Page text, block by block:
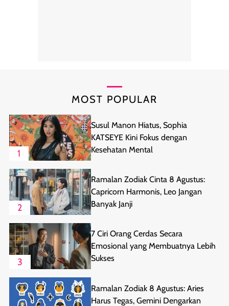
MOST POPULAR
1
Susul Manon Hiatus, Sophia
KATSEYE Kini Fokus dengan
Kesehatan Mental
2
Ramalan Zodiak Cinta 8 Agustus:
Capricorn Harmonis, Leo Jangan
Banyak Janji
3
7 Ciri Orang Cerdas Secara
Emosional yang Membuatnya Lebih
Sukses
Ramalan Zodiak 8 Agustus: Aries
Harus Tegas, Gemini Dengarkan